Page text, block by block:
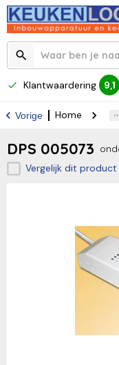
Klantwaardering 9,1
Vorige Home
DPS 005073
Vergelijk dit product